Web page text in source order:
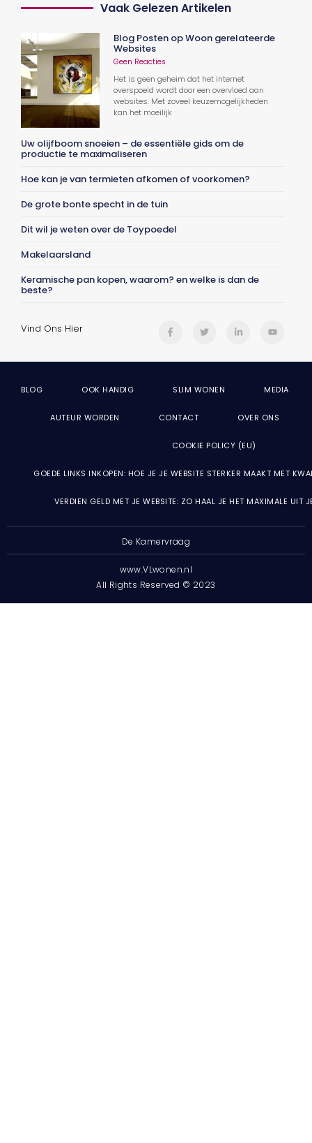
Vaak Gelezen Artikelen
Blog Posten op Woon gerelateerde
Websites
Geen Reacties
Het is geen geheim dat het internet
overspoeld wordt door een overvloed aan
websites. Met zoveel keuzemogelijkheden
kan het moeilijk
Uw olijfboom snoeien – de essentiële gids om de
productie te maximaliseren
Hoe kan je van termieten afkomen of voorkomen?
De grote bonte specht in de tuin
Dit wil je weten over de Toypoedel
Makelaarsland
Keramische pan kopen, waarom? en welke is dan de
beste?
Vind Ons Hier
BLOG OOK HANDIG SLIM WONEN MEDIA
AUTEUR WORDEN CONTACT OVER ONS
COOKIE POLICY (EU)
GOEDE LINKS INKOPEN: HOE JE JE WEBSITE STERKER MAAKT MET
VERDIEN GELD MET JE WEBSITE: ZO HAAL JE HET MAXIMALE UIT
De Kamervraag
www.VLwonen.nl
All Rights Reserved © 2023